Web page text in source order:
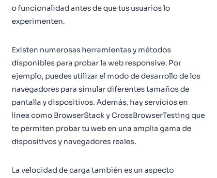
o funcionalidad antes de que tus usuarios lo
experimenten.
Existen numerosas herramientas y métodos
disponibles para probar la web responsive. Por
ejemplo, puedes utilizar el modo de desarrollo de los
navegadores para simular diferentes tamaños de
pantalla y dispositivos. Además, hay servicios en
línea como BrowserStack y CrossBrowserTesting que
te permiten probar tu web en una amplia gama de
dispositivos y navegadores reales.
La velocidad de carga también es un aspecto